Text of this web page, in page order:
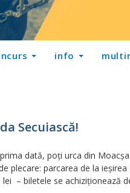
info
Secuiască!
dată, poți urca din
plecare: parcarea de la
lei – biletele se achiziționează